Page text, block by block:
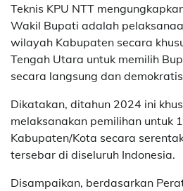
Teknis KPU NTT
Wakil Bupati adalah
wilayah Kabupaten secara
Tengah Utara untuk memilih
secara langsung dan
Dikatakan, ditahun 2024 ini
melaksanakan pemilihan untuk
Kabupaten/Kota secara
tersebar di diseluruh Indonesia.
Disampaikan, berdasarkan